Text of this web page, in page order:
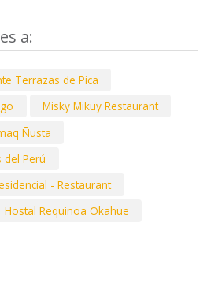
a:
Terrazas de Pica
Misky Mikuy Restaurant
Ñusta
del Perú
- Restaurant
Hostal Requinoa Okahue